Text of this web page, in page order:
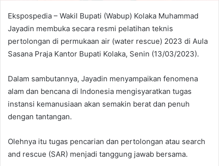
Ekspospedia – Wakil Bupati (Wabup) Kolaka Muhammad
Jayadin membuka secara resmi pelatihan teknis
pertolongan di permukaan air (water rescue) 2023 di Aula
Sasana Praja Kantor Bupati Kolaka, Senin (13/03/2023).
Dalam sambutannya, Jayadin menyampaikan fenomena
alam dan bencana di Indonesia mengisyaratkan tugas
instansi kemanusiaan akan semakin berat dan penuh
dengan tantangan.
Olehnya itu tugas pencarian dan pertolongan atau search
and rescue (SAR) menjadi tanggung jawab bersama.